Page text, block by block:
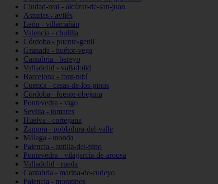
Ciudad-real - alcázar-de-san-juan
Asturias - avilés
León - villamañán
Valencia - chulilla
Córdoba - puente-genil
Granada - huétor-vega
Cantabria - bareyo
Valladolid - valladolid
Barcelona - font-rubí
Cuenca - casas-de-los-pinos
Córdoba - fuente-obejuna
Pontevedra - vigo
Sevilla - tomares
Huelva - cortegana
Zamora - pobladura-del-valle
Málaga - monda
Palencia - autilla-del-pino
Pontevedra - vilagarcía-de-arousa
Valladolid - rueda
Cantabria - marina-de-cudeyo
Palencia - moratinos